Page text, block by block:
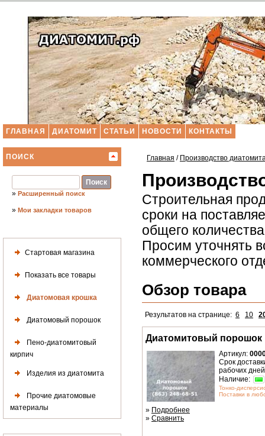
ГЛАВНАЯ ДИАТОМИТ СТАТЬИ НОВОСТИ КОНТАКТЫ
ПОИСК
» Расширенный поиск
» Мои закладки товаров
Стартовая магазина
Показать все товары
Диатомовая крошка
Диатомовый порошок
Пено-диатомитовый
кирпич
Изделия из диатомита
Прочие диатомовые
материалы
Главная / Производство
Строительная
сроки на
общего
Просим уточнять
коммерческого
Обзор товара
Результатов на странице: 6 10
Диатомитовый порошок
Артикул:
Срок
рабочих дней
Наличие:
Тонко-
Поставки в
» Подробнее
» Сравнить